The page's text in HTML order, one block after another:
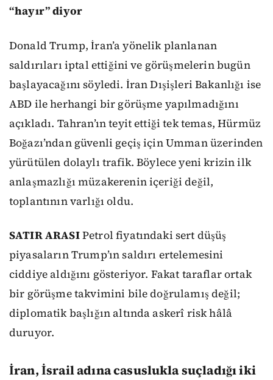
“hayır” diyor
Donald Trump, İran’a yönelik planlanan
saldırıları iptal ettiğini ve görüşmelerin bugün
başlayacağını söyledi. İran Dışişleri Bakanlığı ise
ABD ile herhangi bir görüşme yapılmadığını
açıkladı. Tahran’ın teyit ettiği tek temas, Hürmüz
Boğazı’ndan güvenli geçiş için Umman üzerinden
yürütülen dolaylı trafik. Böylece yeni krizin ilk
anlaşmazlığı müzakerenin içeriği değil,
toplantının varlığı oldu.
SATIR ARASIPetrol fiyatındaki sert düşüş
piyasaların Trump’ın saldırı ertelemesini
ciddiye aldığını gösteriyor. Fakat taraflar ortak
bir görüşme takvimini bile doğrulamış değil;
diplomatik başlığın altında askerî risk hâlâ
duruyor.
İran, İsrail adına casuslukla suçladığı iki